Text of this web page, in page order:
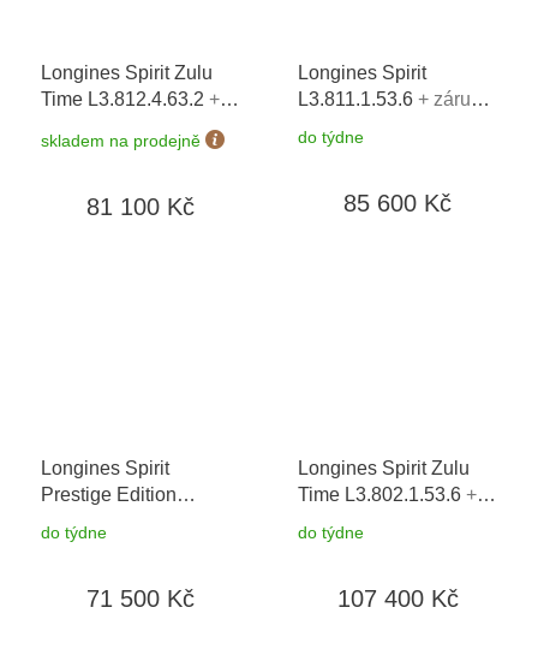
Longines Spirit Zulu
Time L3.812.4.63.2 +
záruka 5 let + možnost
výměny do 90 dní
skladem na prodejně
81 100 Kč
Longines Spirit
L3.811.1.53.6 + záruka
do 90 dní
do týdne
85 600 Kč
Longines Spirit
Prestige Edition
náhradní řemínky
výměny do 90 dní
do týdne
71 500 Kč
Longines Spirit Zulu
Time L3.802.1.53.6 +
výměny do 90 dní
do týdne
107 400 Kč